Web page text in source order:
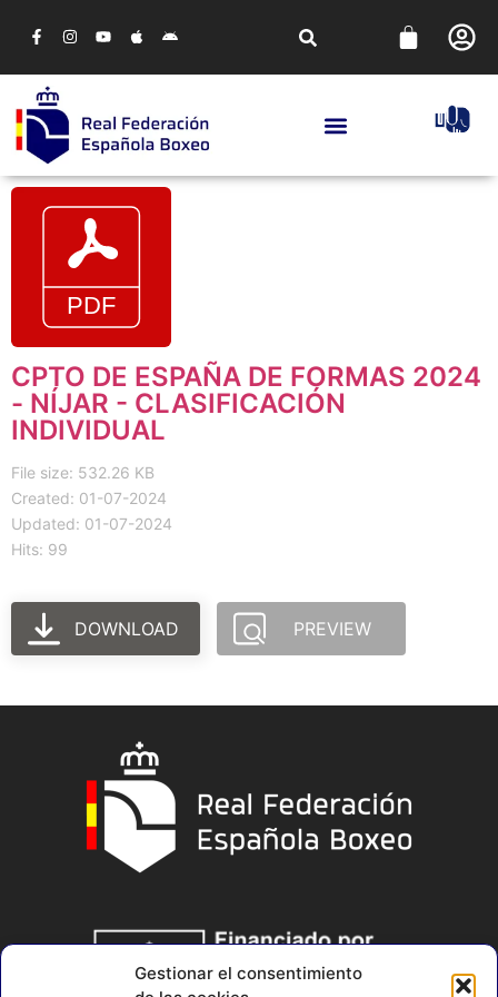
Gestionar el consentimiento
CPTO DE ESPAÑA DE FORMAS 2024
- NÍJAR - CLASIFICACIÓN
INDIVIDUAL
File size: 532.26 KB
Created: 01-07-2024
Updated: 01-07-2024
Hits: 99
DOWNLOAD PREVIEW